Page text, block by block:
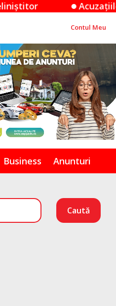
Acuzațiile
Contul Meu
Business Anunturi
Caută